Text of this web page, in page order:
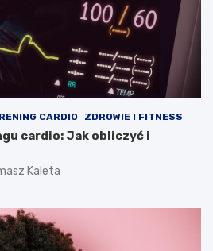
CARDIO ZDROWIE I FITNESS
cardio: Jak obliczyć i
Kaleta